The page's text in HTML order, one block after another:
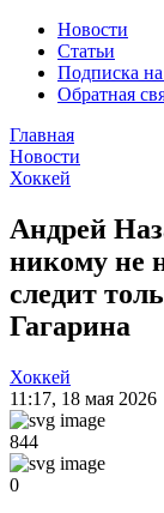
Новости
Статьи
Подписка на
Обратная
Главная
Новости
Хоккей
Андрей
никому не
следит
Гагарина
Хоккей
11:17, 18 мая 2026
844
0